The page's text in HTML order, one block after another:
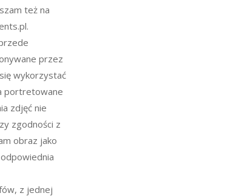
też na
przez
wykorzystać
portretowane
zdjęć nie
zgodności z
obraz jako
z jednej